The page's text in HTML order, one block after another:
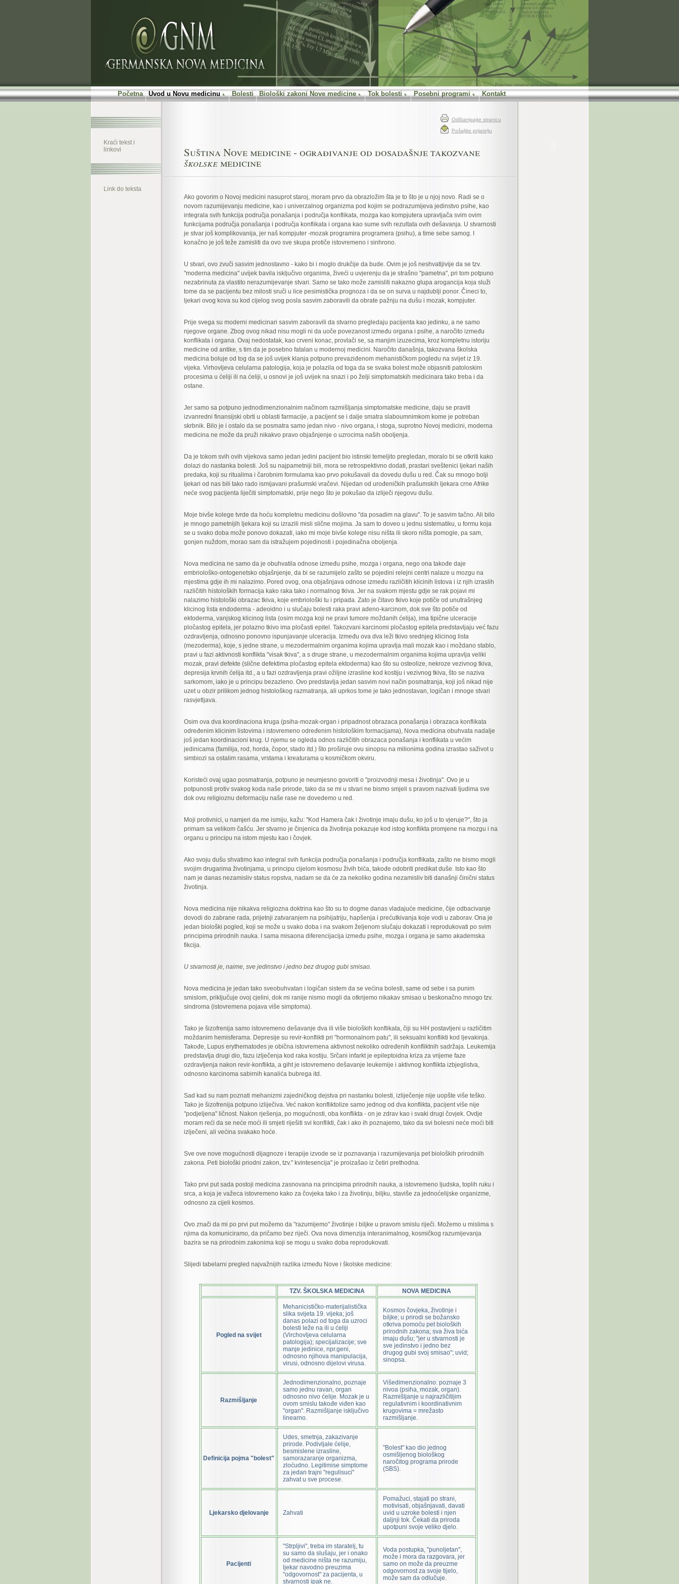
Početna Uvod u Novu medicinu Bolesti Biološki zakoni Nove medicine Tok bolesti Posebni programi Kontakt
Kraći tekst i
linkovi
Link do teksta
Odštampajte stranicu
Pošaljite prijatelju
Suština Nove medicine - ograđivanje od dosadašnje takozvane
školskemedicine
Ako govorim o Novoj medicini nasuprot staroj, moram prvo da obrazložim šta je to što je u njoj novo. Radi se o
novom razumijevanju medicine, kao i univerzalnog organizma pod kojim se podrazumijeva jedinstvo psihe, kao
integrala svih funkcija područja ponašanja i područja konflikata, mozga kao kompjutera upravljača svim ovim
funkcijama područja ponašanja i područja konflikata i organa kao sume svih rezultata ovih dešavanja. U stvarnosti
je stvar još komplikovanija, jer naš kompjuter -mozak programira programera (psihu), a time sebe samog. I
konačno je još teže zamisliti da ovo sve skupa protiče istovremeno i sinhrono.
U stvari, ovo zvuči sasvim jednostavno - kako bi i moglo drukčije da bude. Ovim je još neshvatljivije da se tzv.
"moderna medicina" uvijek bavila isključivo organima, živeći u uvjerenju da je strašno "pametna", pri tom potpuno
nezabrinuta za vlastito nerazumijevanje stvari. Samo se tako može zamisliti nakazno glupa arogancija koja služi
tome da se pacijentu bez milosti sruči u lice pesimistička prognoza i da se on surva u najdublji ponor. Čineci to,
ljekari ovog kova su kod cijelog svog posla sasvim zaboravili da obrate pažnju na dušu i mozak, kompjuter.
Prije svega su moderni medicinari sasvim zaboravili da stvarno pregledaju pacijenta kao jedinku, a ne samo
njegove organe. Zbog ovog nikad nisu mogli ni da uoče povezanost između organa i psihe, a naročito između
konflikata i organa. Ovaj nedostatak, kao crveni konac, provlači se, sa manjim izuzecima, kroz kompletnu istoriju
medicine od antike, s tim da je posebno fatalan u modernoj medicini. Naročito današnja, takozvana školska
medicina boluje od tog da se još uvijek klanja potpuno prevaziđenom mehanističkom pogledu na svijet iz 19.
vijeka. Virhovljeva celularna patologija, koja je polazila od toga da se svaka bolest može objasniti patoloskim
procesima u ćeliji ili na ćeliji, u osnovi je još uvijek na snazi i po želji simptomatskih medicinara tako treba i da
ostane.
Jer samo sa potpuno jednodimenzionalnim načinom razmišljanja simptomatske medicine, daju se praviti
izvanredni finansijski obrti u oblasti farmacije, a pacijent se i dalje smatra slaboumnimkom kome je potreban
skrbnik. Bilo je i ostalo da se posmatra samo jedan nivo - nivo organa, i stoga, suprotno Novoj medicini, moderna
medicina ne može da pruži nikakvo pravo objašnjenje o uzrocima naših oboljenja.
Da je tokom svih ovih vijekova samo jedan jedini pacijent bio istinski temeljito pregledan, moralo bi se otkriti kako
dolazi do nastanka bolesti. Još su najpametniji bili, mora se retrospektivno dodati, prastari sveštenici ljekari naših
predaka, koji su ritualima i čarobnim formulama kao prvo pokušavali da dovedu dušu u red. Čak su mnogo bolji
ljekari od nas bili tako rado ismijavani prašumski vračevi. Nijedan od urođeničkih prašumskih ljekara crne Afrike
neće svog pacijenta liječiti simptomatski, prije nego što je pokušao da izliječi njegovu dušu.
Moje bivše kolege tvrde da hoću kompletnu medicinu došlovno "da posadim na glavu". To je sasvim tačno. Ali bilo
je mnogo pametnijih ljekara koji su izrazili misli slične mojima. Ja sam to doveo u jednu sistematiku, u formu koja
se u svako doba može ponovo dokazati, iako mi moje bivše kolege nisu ništa ili skoro ništa pomogle, pa sam,
gonjen nuždom, morao sam da istražujem pojedinosti i pojedinačna oboljenja.
Nova medicina ne samo da je obuhvatila odnose između psihe, mozga i organa, nego ona takođe daje
embriološko-ontogenetsko objašnjenje, da bi se razumijelo zašto se pojedini relejni centri nalaze u mozgu na
mjestima gdje ih mi nalazimo. Pored ovog, ona objašnjava odnose između različitih klicinih listova i iz njih izraslih
različitih histoloških formacija kako raka tako i normalnog tkiva. Jer na svakom mjestu gdje se rak pojavi mi
nalazimo histološki obrazac tkiva, koje embriološki tu i pripada. Zato je čitavo tkivo koje potiče od unutrašnjeg
klicinog lista endoderma - adeoidno i u slučaju bolesti raka pravi adeno-karcinom, dok sve što potiče od
ektoderma, vanjskog klicinog lista (osim mozga koji ne pravi tumore moždanih ćelija), ima tipične ulceracije
pločastog epitela, jer polazno tkivo ima pločasti epitel. Takozvani karcinomi pločastog epitela predstavljaju već fazu
ozdravljenja, odnosno ponovno ispunjavanje ulceracija. Između ova dva leži tkivo srednjeg klicinog lista
(mezoderma), koje, s jedne strane, u mezodermalnim organima kojima upravlja mali mozak kao i moždano stablo,
pravi u fazi aktivnosti konflikta "visak tkiva", a s druge strane, u mezodermalnim organima kojima upravlja veliki
mozak, pravi defekte (slične defektima pločastog epitela ektoderma) kao što su osteolize, nekroze vezivnog tkiva,
depresija krvnih ćelija itd., a u fazi ozdravljenja pravi ožiljne izrasline kod kostiju i vezivnog tkiva, što se naziva
sarkomom, iako je u principu bezazleno. Ovo predstavlja jedan sasvim novi način posmatranja, koji još nikad nije
uzet u obzir prilikom jednog histološkog razmatranja, ali uprkos tome je tako jednostavan, logičan i mnoge stvari
rasvjetljava.
Osim ova dva koordinaciona kruga (psiha-mozak-organ i pripadnost obrazaca ponašanja i obrazaca konflikata
određenim klicinim listovima i istovremeno određenim histološkim formacijama), Nova medicina obuhvata nadalje
još jedan koordinacioni krug. U njemu se ogleda odnos različitih obrazaca ponašanja i konflikata u većim
jedinicama (familija, rod, horda, čopor, stado itd.) što proširuje ovu sinopsu na milionima godina izrastao saživot u
simbiozi sa ostalim rasama, vrstama i kreaturama u kosmičkom okviru.
Koristeći ovaj ugao posmatranja, potpuno je neumjesno govoriti o "proizvodnji mesa i životinja". Ovo je u
potpunosti protiv svakog koda naše prirode, tako da se mi u stvari ne bismo smjeli s pravom nazivati ljudima sve
dok ovu religioznu deformaciju naše rase ne dovedemo u red.
Moji protivnici, u namjeri da me ismiju, kažu: "Kod Hamera čak i životinje imaju dušu, ko još u to vjeruje?", što ja
primam sa velikom čašću. Jer stvarno je činjenica da životinja pokazuje kod istog konflikta promjene na mozgu i na
organu u principu na istom mjestu kao i čovjek.
Ako svoju dušu shvatimo kao integral svih funkcija područja ponašanja i područja konflikata, zašto ne bismo mogli
svojim drugarima životinjama, u principu cijelom kosmosu živih bića, takođe odobriti predikat duše. Isto kao što
nam je danas nezamisliv status ropstva, nadam se da će za nekoliko godina nezamisliv biti današnji činični status
životinja.
Nova medicina nije nikakva religiozna doktrina kao što su to dogme danas vladajuće medicine, čije odbacivanje
dovodi do zabrane rada, prijetnji zatvaranjem na psihijatriju, hapšenja i prećutkivanja koje vodi u zaborav. Ona je
jedan biološki pogled, koji se može u svako doba i na svakom željenom slučaju dokazati i reprodukovati po svim
principima prirodnih nauka. I sama misaona diferencijacija između psihe, mozga i organa je samo akademska
fikcija.
U stvarnosti je, naime, sve jedinstvo i jedno bez drugog gubi smisao.
Nova medicina je jedan tako sveobuhvatan i logičan sistem da se većina bolesti, same od sebe i sa punim
smislom, priključuje ovoj cjelini, dok mi ranije nismo mogli da otkrijemo nikakav smisao u beskonačno mnogo tzv.
sindroma (istovremena pojava više simptoma).
Tako je šizofrenija samo istovremeno dešavanje dva ili više bioloških konflikata, čiji su HH postavljeni u različitim
moždanim hemisferama. Depresije su revir-konflikti pri "hormonalnom patu", ili seksualni konflikti kod ljevakinja.
Takođe, Lupus erythematodes je obična istovremena aktivnost nekoliko određenih konfliktnih sadržaja. Leukemija
predstavlja drugi dio, fazu izlječenja kod raka kostiju. Srčani infarkt je epileptoidna kriza za vrijeme faze
ozdravljenja nakon revir-konflikta, a giht je istovremeno dešavanje leukemije i aktivnog konflikta izbjeglistva,
odnosno karcinoma sabirnih kanalića bubrega itd.
Sad kad su nam poznati mehanizmi zajedničkog dejstva pri nastanku bolesti, izliječenje nije uopšte više teško.
Tako je šizofrenija potpuno izliječiva. Već nakon konfliktolize samo jednog od dva konflikta, pacijent više nije
"podjeljena" ličnost. Nakon rješenja, po mogućnosti, oba konflikta - on je zdrav kao i svaki drugi čovjek. Ovdje
moram reći da se neće moći ili smjeti riješiti svi konflikti, čak i ako ih poznajemo, tako da svi bolesni neće moći biti
izlječeni, ali većina svakako hoće.
Sve ove nove mogućnosti dijagnoze i terapije izvode se iz poznavanja i razumijevanja pet bioloških prirodniih
zakona. Peti biološki priodni zakon, tzv." kvintesencija" je proizašao iz četiri prethodna.
Tako prvi put sada postoji medicina zasnovana na principima prirodnih nauka, a istovremeno ljudska, toplih ruku i
srca, a koja je važeca istovremeno kako za čovjeka tako i za životinju, biljku, staviše za jednoćelijske organizme,
odnosno za cijeli kosmos.
Ovo znači da mi po prvi put možemo da "razumijemo" životinje i biljke u pravom smislu riječi. Možemo u mislima s
njima da komuniciramo, da pričamo bez riječi. Ova nova dimenzija interanimalnog, kosmičkog razumijevanja
bazira se na prirodnim zakonima koji se mogu u svako doba reprodukovati.
Slijedi tabelarni pregled najvažnijih razlika između Nove i školske medicine:
TZV. ŠKOLSKA MEDICINA NOVA MEDICINA
Pogled na svijet
Mehanicističko-materijalistička
slika svijeta 19. vijeka; još
danas polazi od toga da uzroci
bolesti leže na ili u ćeliji
(Virchovljeva celularna
patologija); specijalizacije; sve
manje jedinice, npr.geni,
odnosno njihova manipulacija,
virusi, odnosno dijelovi virusa.
Kosmos čovjeka, životinje i
biljke; u prirodi se božansko
otkriva pomoću pet bioloških
prirodnih zakona; sva živa bića
imaju dušu; "jer u stvarnosti je
sve jedinstvo i jedno bez
drugog gubi svoj smisao"; uvid;
sinopsa.
Razmišljanje
Jednodimenzionalno, poznaje
samo jednu ravan, organ
odnosno nivo ćelije. Mozak je u
ovom smislu takođe viđen kao
"organ". Razmišljanje isključivo
linearno.
Višedimenzionalno: poznaje 3
nivoa (psiha, mozak, organ).
Razmišljanje u najrazličitijim
regulativnim i koordinativnim
krugovima = mrežasto
razmišljanje.
Definicija pojma "bolest"
Udes, smetnja, zakazivanje
prirode. Podivljale ćelije,
besmislene izrasline,
samorazaranje organizma,
zloćudno. Legitimise simptome
za jedan trajni "regulisuci"
zahvat u sve procese.
"Bolest" kao dio jednog
osmišljenog biološkog
naročitog programa prirode
(SBS).
Ljekarsko djelovanje Zahvati
Pomažuci, stajati po strani,
motivisati, objašnjavati, davati
uvid u uzroke bolesti i njen
daljnji tok. Čekati da priroda
upotpuni svoje veliko djelo.
Pacijenti
"Strpljivi", treba im staratelj, tu
su samo da slušaju, jer i onako
od medicine ništa ne razumiju,
ljekar navodno preuzima
"odgovornost" za pacijenta, u
stvarnosti ipak ne.
Voda postupka, "punoljetan",
može i mora da razgovara, jer
samo on može da preuzme
odgovornost za svoje tijelo,
može sam da odlučuje.